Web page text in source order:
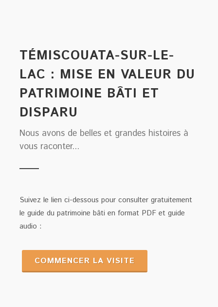
TÉMISCOUATA-SUR-LE-
LAC : MISE EN VALEUR DU
PATRIMOINE BÂTI ET
DISPARU
Nous avons de belles et grandes histoires à
vous raconter...
Suivez le lien ci-dessous pour consulter gratuitement
le guide du patrimoine bâti en format PDF et guide
audio :
COMMENCER LA VISITE